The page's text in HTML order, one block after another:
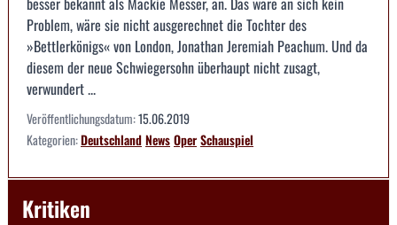
Problem, wäre sie nicht ausgerechnet die Tochter des
»Bettlerkönigs« von London, Jonathan Jeremiah Peachum. Und da
diesem der neue Schwiegersohn überhaupt nicht zusagt,
verwundert ...
Veröffentlichungsdatum:15.06.2019
Kategorien:DeutschlandNewsOperSchauspiel
Kritiken